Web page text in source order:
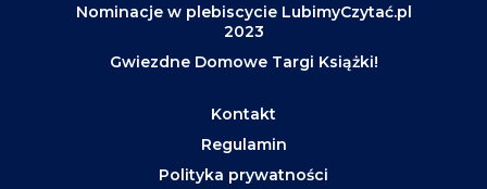
Nominacje w plebiscycie LubimyCzytać.pl
2023
Gwiezdne Domowe Targi Książki!
Kontakt
Regulamin
Polityka prywatności